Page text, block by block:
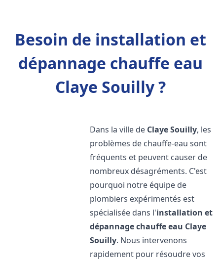
Besoin de installation et
dépannage chauffe eau
Claye Souilly ?
Dans la ville de Claye Souilly, les
problèmes de chauffe-eau sont
fréquents et peuvent causer de
nombreux désagréments. C'est
pourquoi notre équipe de
plombiers expérimentés est
spécialisée dans l'installation et
dépannage chauffe eau Claye
Souilly. Nous intervenons
rapidement pour résoudre vos